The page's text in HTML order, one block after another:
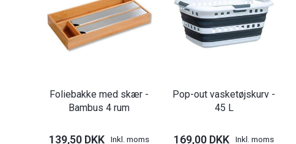
Foliebakke med skær -
Bambus 4 rum
139,50 DKK Inkl. moms
Pop-out vasketøjskurv -
45 L
169,00 DKK Inkl. moms